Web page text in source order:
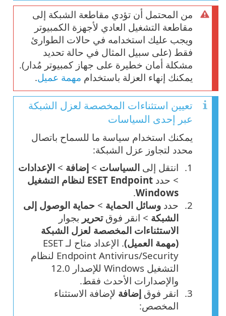
من المحتمل أن تؤدي مقاطعة الشبكة إلى
مقاطعة التشغيل العادي لأجهزة الكمبيوتر
ويجب عليك استخدامه في حالات الطوارئ
فقط (على سبيل المثال في حالة تحديد
مشكلة أمان خطيرة على جهاز كمبيوتر مُدار).
يمكنك إنهاء العزلة باستخدام مهمة عميل.
تعيين استثناءات المخصصة لعزل الشبكة
عبر إحدى السياسات
يمكنك استخدام سياسة ما للسماح باتصال
محدد لتجاوز عزل الشبكة:
انتقل إلى السياسات > إضافة > الإعدادات
> حدد
ESET Endpoint لنظام التشغيل
Windows
.
حدد وسائل الحماية > حماية الوصول إلى
الشبكة > انقر فوقتحرير بجوار
الاستثناءات المخصصة لعزل الشبكة
(مهمة العميل)
. الإعداد متاح لـ ESET
Endpoint Antivirus/Security لنظام
التشغيل Windows للإصدار 12.0
والإصدارات الأحدث فقط.
انقر فوق إضافة لإضافة الاستثناء
المخصص: